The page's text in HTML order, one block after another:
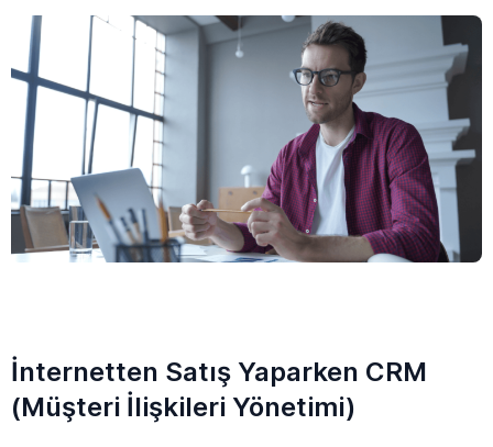
İnternetten Satış Yaparken CRM
(Müşteri İlişkileri Yönetimi)